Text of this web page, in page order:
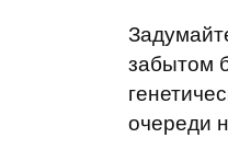
забытом
очереди